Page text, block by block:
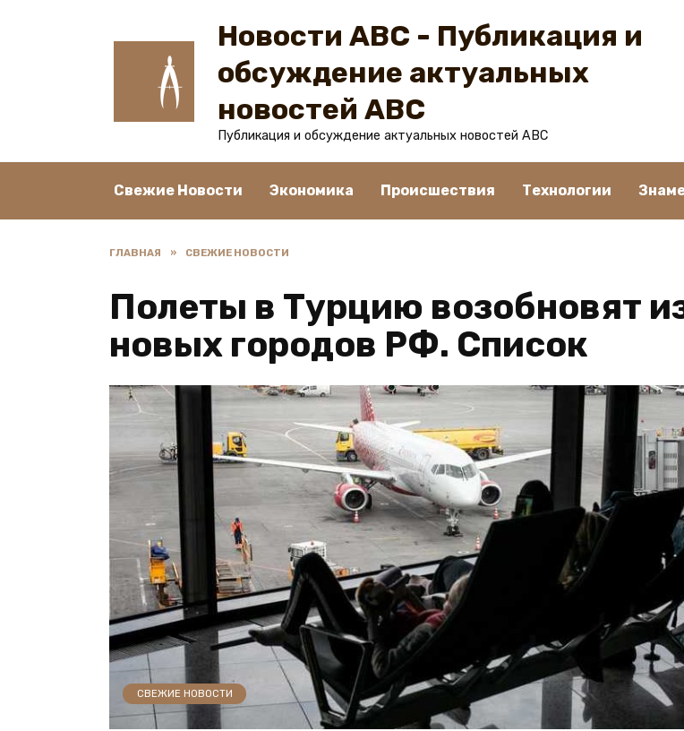
Новости ABC - Публикация и
обсуждение актуальных
новостей ABC
Публикация и обсуждение актуальных новостей ABC
Свежие Новости Экономика Происшествия Технологии
ГЛАВНАЯ » СВЕЖИЕ НОВОСТИ
Полеты в Турцию возобновят
новых городов РФ. Список
СВЕЖИЕ НОВОСТИ